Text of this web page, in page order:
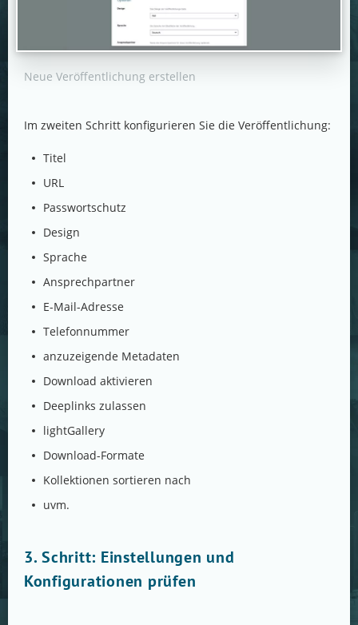
Neue Veröffentlichung erstellen
Im zweiten Schritt konfigurieren Sie die Veröffentlichung:
Titel
URL
Passwortschutz
Design
Sprache
Ansprechpartner
E-Mail-Adresse
Telefonnummer
anzuzeigende Metadaten
Download aktivieren
Deeplinks zulassen
lightGallery
Download-Formate
Kollektionen sortieren nach
uvm.
3. Schritt: Einstellungen und
Konfigurationen prüfen